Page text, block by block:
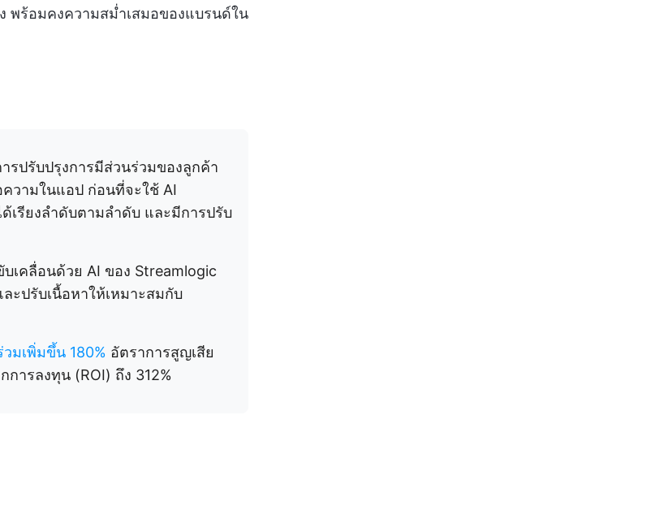
พร้อมคงความสม่ำเสมอของแบรนด์ใน
รปรับปรุงการมีส่วนร่วมของลูกค้า
ความในแอป ก่อนที่จะใช้ AI
เรียงลำดับตามลำดับ และมีการปรับ
เคลื่อนด้วย AI ของ Streamlogic
ะปรับเนื้อหาให้เหมาะสมกับ
มเพิ่มขึ้น 180% อัตราการสูญเสีย
ารลงทุน (ROI) ถึง 312%